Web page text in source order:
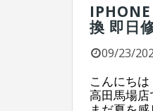
換 即日
09/23/
こんにち
高田馬場店